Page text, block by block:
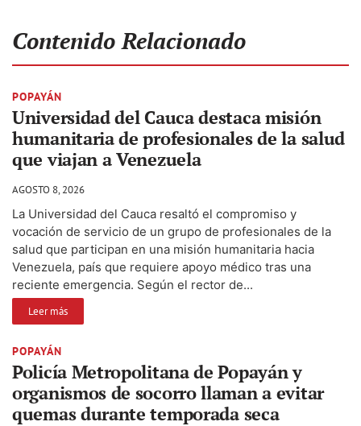
Contenido Relacionado
POPAYÁN
Universidad del Cauca destaca misión
humanitaria de profesionales de la salud
que viajan a Venezuela
AGOSTO 8, 2026
La Universidad del Cauca resaltó el compromiso y
vocación de servicio de un grupo de profesionales de la
salud que participan en una misión humanitaria hacia
Venezuela, país que requiere apoyo médico tras una
reciente emergencia. Según el rector de...
Leer más
POPAYÁN
Policía Metropolitana de Popayán y
organismos de socorro llaman a evitar
quemas durante temporada seca